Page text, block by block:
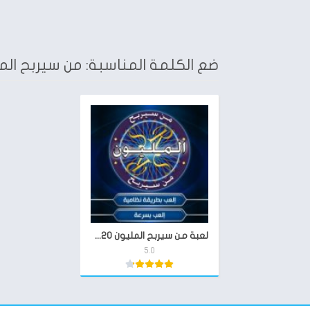
ضع الكلمة المناسبة: من سيربح
لعبة من سيربح المليون 2020
5.0